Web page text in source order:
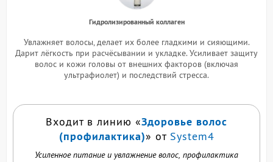
Гидролизированный коллаген
Увлажняет волосы, делает их более гладкими и сияющими.
Дарит лёгкость при расчёсывании и укладке. Усиливает защиту
волос и кожи головы от внешних факторов (включая
ультрафиолет) и последствий стресса.
Входит в линию «Здоровье волос
(профилактика)» от System4
Усиленное питание и увлажнение волос, профилактика